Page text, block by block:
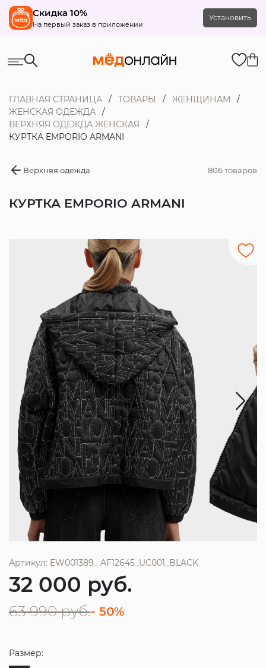
Скидка 10%
На первый заказ в приложении
Установить
ГЛАВНАЯ СТРАНИЦА ТОВАРЫ
ЖЕНЩИНАМ
ЖЕНСКАЯ ОДЕЖДА
ВЕРХНЯЯ ОДЕЖДА ЖЕНСКАЯ
КУРТКА EMPORIO ARMANI
Верхняя одежда 806 товаров
КУРТКА EMPORIO ARMANI
Артикул: EW001389_ AF12645_UC001_BLACK
32 000 руб.
63 990 руб.- 50%
Размер: